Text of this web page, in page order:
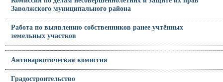
Заволжского муниципального района
Работа по выявлению собственников ранее учтённых
земельных участков
Антинаркотическая комиссия
Градостроительство